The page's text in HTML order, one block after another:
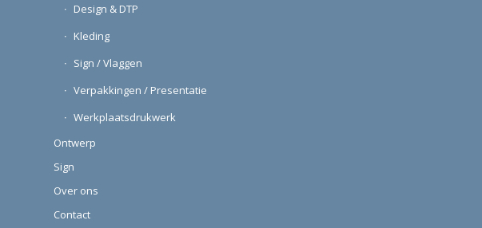
Design & DTP
Kleding
Sign / Vlaggen
Verpakkingen / Presentatie
Werkplaatsdrukwerk
Ontwerp
Sign
Over ons
Contact